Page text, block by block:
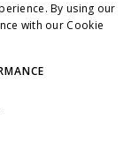
GERMAN
By using our
with our Cookie